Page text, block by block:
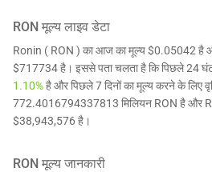
RON मूल्य लाइव डेटा
Ronin ( RON ) का आज का मूल्य $0.05042 है
$717734 है। इससे पता चलता है कि पिछले 24
1.10%है और पिछले 7 दिनों का मूल्य करने के लिए
772.4016794337813 मिलियन RON है और
$38,943,576 है।
RON मूल्य जानकारी